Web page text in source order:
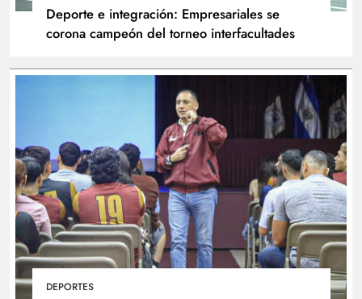
Deporte e integración: Empresariales se
corona campeón del torneo interfacultades
DEPORTES